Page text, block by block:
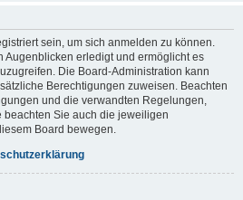
sein, um sich anmelden zu können.
Augenblicken erledigt und ermöglicht es
Die Board-Administration kann
Berechtigungen zuweisen. Beachten
und die verwandten Regelungen,
beachten Sie auch die jeweiligen
Board bewegen.